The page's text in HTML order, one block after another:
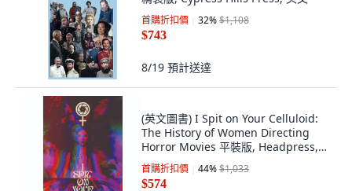
首購折扣價 32%$1,108
$743
8/19 預計送達
(英文圖書) I Spit on Your Celluloid:
The History of Women Directing
Horror Movies 平裝版, Headpress,
英文
首購折扣價 44%$1,033
$574